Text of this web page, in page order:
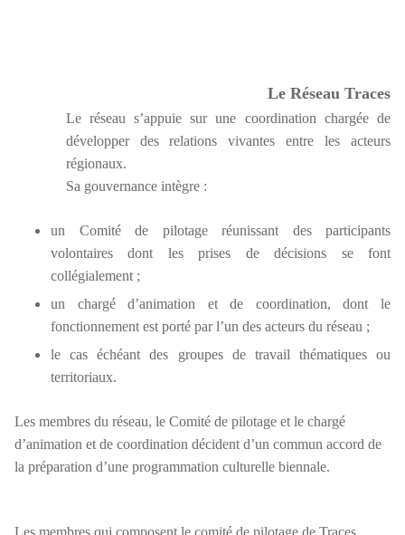
Le Réseau Traces
Le réseau s’appuie sur une coordination chargée de
développer des relations vivantes entre les acteurs
régionaux.
Sa gouvernance intègre :
un Comité de pilotage réunissant des participants
volontaires dont les prises de décisions se font
collégialement ;
un chargé d’animation et de coordination, dont le
fonctionnement est porté par l’un des acteurs du réseau ;
le cas échéant des groupes de travail thématiques ou
territoriaux.
Les membres du réseau, le Comité de pilotage et le chargé
d’animation et de coordination décident d’un commun accord de
la préparation d’une programmation culturelle biennale.